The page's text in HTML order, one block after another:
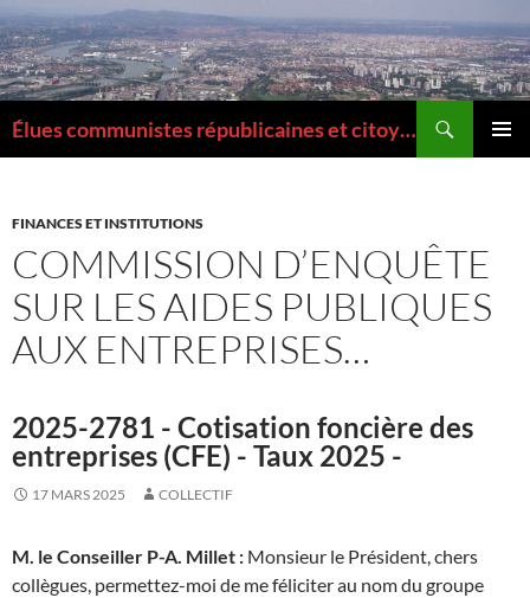
Aller
au
contenu
Élues communistes républicaines et citoyennes de la Métropole de Lyon
FINANCES ET INSTITUTIONS
COMMISSION D’ENQUÊTE
SUR LES AIDES PUBLIQUES
AUX ENTREPRISES…
2025-2781 - Cotisation foncière des
entreprises (CFE) - Taux 2025 -
17 MARS 2025 COLLECTIF
M. le Conseiller P-A. Millet : Monsieur le Président, chers
collègues, permettez-moi de me féliciter au nom du groupe